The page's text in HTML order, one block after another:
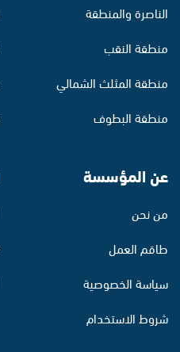
الناصرة والمنطقة
منطقة النقب
منطقة المثلث الشمالي
منطقة البطوف
عن المؤسسة
من نحن
طاقم العمل
سياسة الخصوصية
شروط الاستخدام